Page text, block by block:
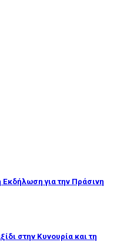
Εκδήλωση για την Πράσινη
στην Κυνουρία και τη